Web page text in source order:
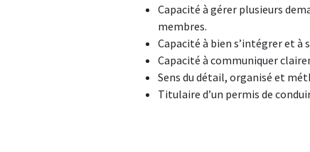
Capacité à gérer plusieurs
membres.
Capacité à bien s’intégrer et à
Capacité à communiquer
Sens du détail, organisé et
Titulaire d’un permis de